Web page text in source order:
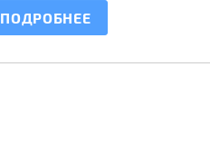
ПОДРОБНЕЕ